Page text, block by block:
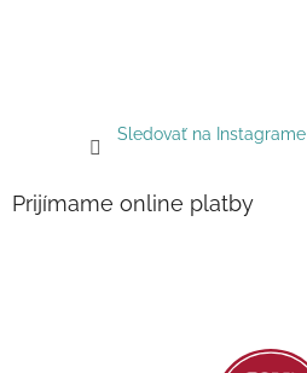
Sledovať na Instagrame
Prijímame online platby